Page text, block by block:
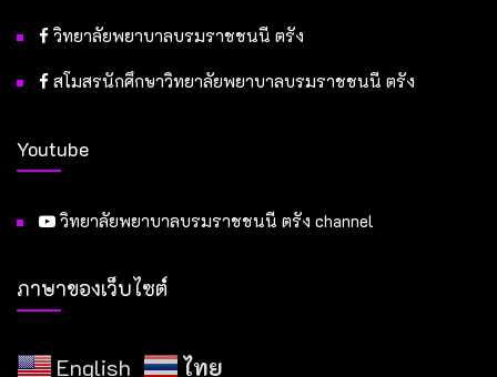
วิทยาลัยพยาบาลบรมราชชนนี ตรัง
สโมสรนักศึกษาวิทยาลัยพยาบาลบรมราชชนนี ตรัง
Youtube
วิทยาลัยพยาบาลบรมราชชนนี ตรัง channel
ภาษาของเว็บไซต์
English ไทย